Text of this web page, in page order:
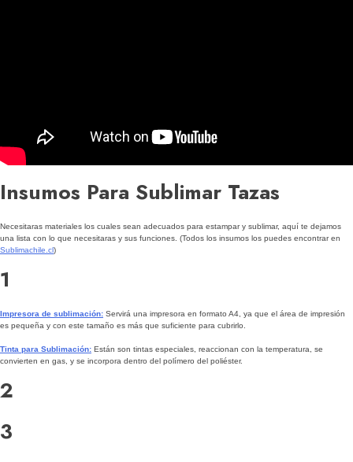
Insumos Para Sublimar Tazas
Necesitaras materiales los cuales sean adecuados para estampar y sublimar, aquí te dejamos
una lista con lo que necesitaras y sus funciones. (Todos los insumos los puedes encontrar en
Sublimachile.cl)
1
Impresora de sublimación: Servirá una impresora en formato A4, ya que el área de impresión
es pequeña y con este tamaño es más que suficiente para cubrirlo.
Tinta para Sublimación: Están son tintas especiales, reaccionan con la temperatura, se
convierten en gas, y se incorpora dentro del polímero del poliéster.
2
3